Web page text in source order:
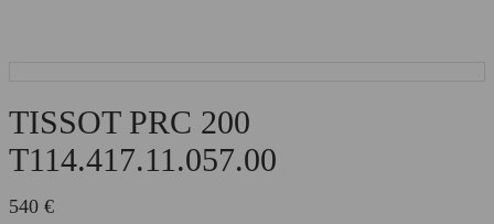
TISSOT PRC 200
T114.417.11.057.00
540 €